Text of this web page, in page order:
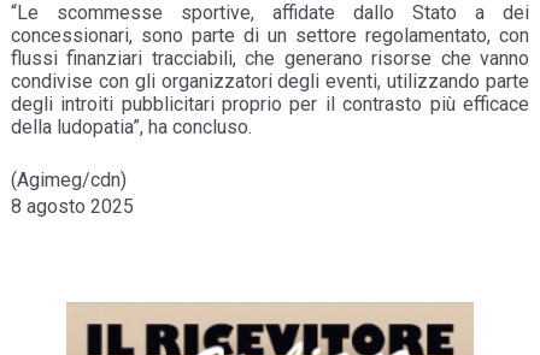
“Le scommesse sportive, affidate dallo Stato a dei
concessionari, sono parte di un settore regolamentato, con
flussi finanziari tracciabili, che generano risorse che vanno
condivise con gli organizzatori degli eventi, utilizzando parte
degli introiti pubblicitari proprio per il contrasto più efficace
della ludopatia”, ha concluso.
(Agimeg/cdn)
8 agosto 2025